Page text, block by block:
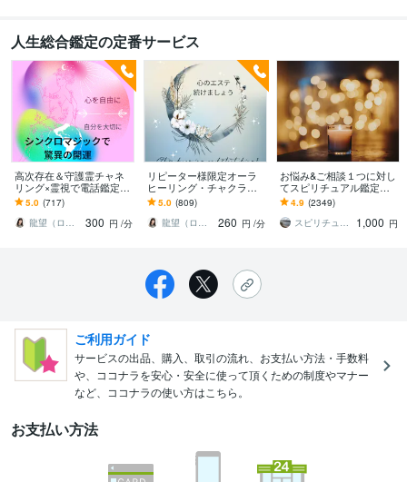
人生総合鑑定の定番サービス
高次存在＆守護霊チャネ
リング×霊視で電話鑑定し
ます 辞める？続ける？の
答えが視えるアドバイ
ス。レイキヒーリングも
5.0 (717)
龍望（ロム）松仲
300 円 /分
リピーター様限定オーラ
ヒーリング・チャクラ整
えます 【あなたのオーラ
輝いてますか】輝かせ、
波動上げ、浄化し開運！
5.0 (809)
龍望（ロム）松仲
260 円 /分
お悩み&ご相談１つに対し
てスピリチュアル鑑定し
ます 最短60分で鑑定！人
生・恋愛・家庭・お金・
人間関係
4.9 (2349)
スピリチュアルカウンセラー沙耶美
1,000 円
ご利用ガイド
サービスの出品、購入、取引の流れ、お支払い方法・手数料
や、ココナラを安心・安全に使って頂くための制度やマナー
など、ココナラの使い方はこちら。
お支払い方法